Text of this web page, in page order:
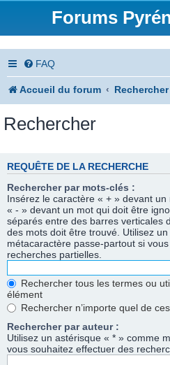
Forums
FAQ
Accueil du forum Rechercher
Rechercher
REQUÊTE DE LA RECHERCHE
Rechercher par mots-clés :
Insérez le caractère « + » devant
« - » devant un mot qui doit être
séparés entre des barres verticales
des mots doit être trouvé. Utilisez
métacaractère passe-partout si
recherches partielles.
Rechercher tous les termes ou
élément
Rechercher n’importe quel de
Rechercher par auteur :
Utilisez un astérisque « * » comme
vous souhaitez effectuer des